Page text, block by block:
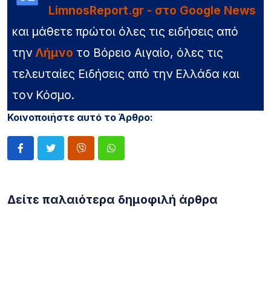
LimnosReport.gr - στο Google News
και μάθετε πρώτοι όλες τις ειδήσεις από
την Λήμνο το Βόρειο Αιγαίο, όλες τις
τελευταίες Ειδήσεις από την Ελλάδα και
τον Κόσμο.
Κοινοποιήστε αυτό το Άρθρο:
Δείτε παλαιότερα δημοφιλή άρθρα